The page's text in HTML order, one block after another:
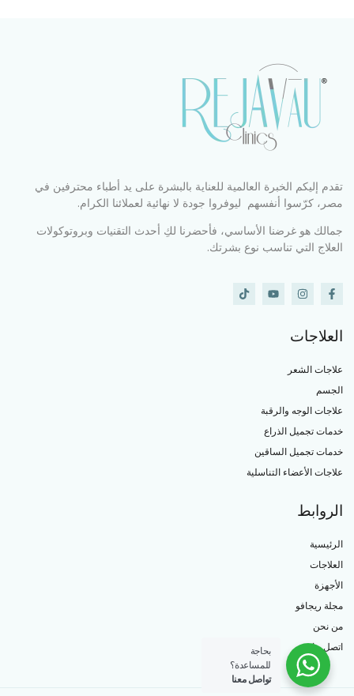
تقدم إليكم الخبرة العالمية للعناية بالبشرة على يد أطباء محترفين في
مصر، كرّسوا أنفسهم ليوفروا جودة لا نهائية لعملائنا الكرام.
جمالك هو غرضنا الأساسي، فأحضرنا لكِ أحدث التقنيات وبروتوكولات
العلاج التي تناسب نوع بشرتك.
العلاجات
علاجات الشعر
الجسم
علاجات الوجه والرقبة
خدمات تجميل الذراع
خدمات تجميل الساقين
علاجات الأعضاء التناسلية
الروابط
الرئيسية
العلاجات
الأجهزة
مجلة ريجافو
من نحن
اتصل بنا
بحاجة
للمساعدة؟
تواصل معنا